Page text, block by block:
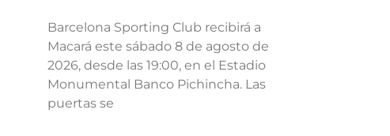
Barcelona Sporting Club recibirá a
Macará este sábado 8 de agosto de
2026, desde las 19:00, en el Estadio
Monumental Banco Pichincha. Las
puertas se